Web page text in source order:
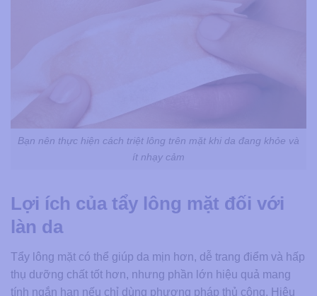
Bạn nên thực hiện cách triệt lông trên mặt​ khi da đang khỏe và
ít nhạy cảm
Lợi ích của tẩy lông mặt đối với
làn da
Tẩy lông mặt có thể giúp da mịn hơn, dễ trang điểm và hấp
thụ dưỡng chất tốt hơn, nhưng phần lớn hiệu quả mang
tính ngắn hạn nếu chỉ dùng phương pháp thủ công. Hiệu